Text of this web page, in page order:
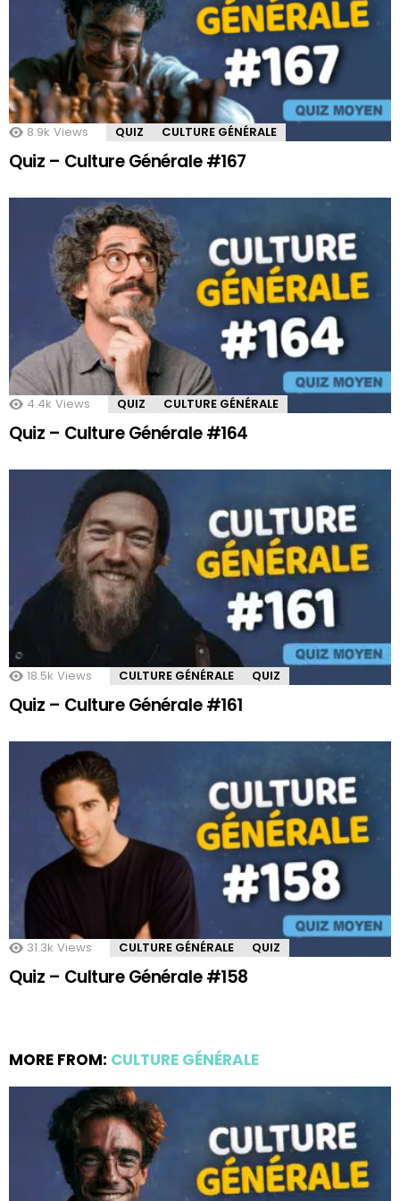
8.9k Views QUIZ CULTURE GÉNÉRALE
Quiz – Culture Générale #167
4.4k Views QUIZ CULTURE GÉNÉRALE
Quiz – Culture Générale #164
18.5k Views CULTURE GÉNÉRALE QUIZ
Quiz – Culture Générale #161
31.3k Views CULTURE GÉNÉRALE QUIZ
Quiz – Culture Générale #158
MORE FROM: CULTURE GÉNÉRALE